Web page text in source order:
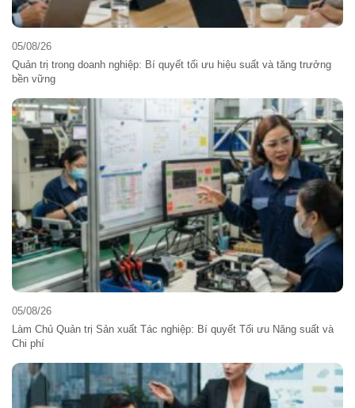
05/08/26
Quản trị trong doanh nghiệp: Bí quyết tối ưu hiệu suất và tăng trưởng
bền vững
05/08/26
Làm Chủ Quản trị Sản xuất Tác nghiệp: Bí quyết Tối ưu Năng suất và
Chi phí